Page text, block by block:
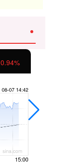
0.94%